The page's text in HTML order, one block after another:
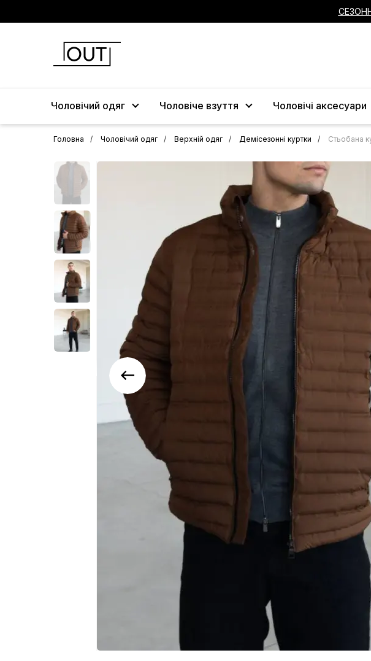
Чоловічий одяг Чоловіче взуття Чоловічі аксесуари
Головна Чоловічий одяг Верхній одяг Демісезонні куртки Стьобана